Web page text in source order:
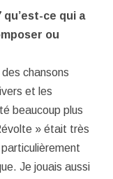
ce qui a
ou
chansons
et les
beaucoup plus
» était très
Je jouais aussi